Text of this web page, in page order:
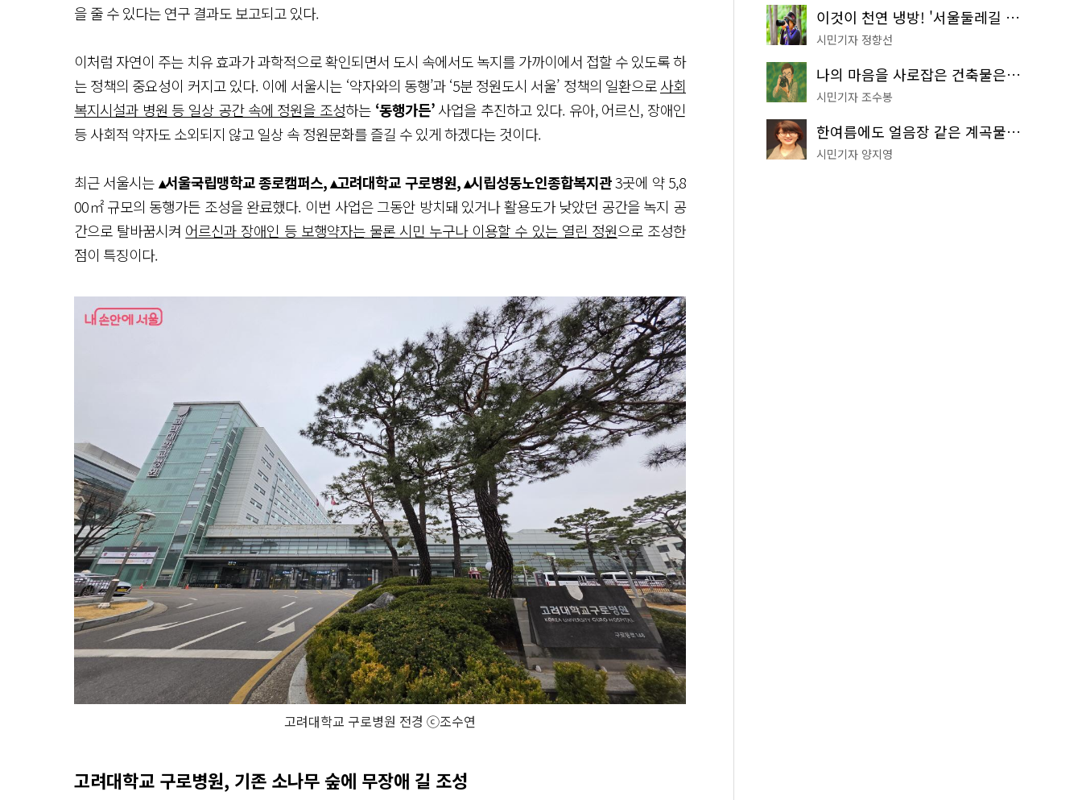
을 줄 수 있다는 연구 결과도 보고되고 있다.
이처럼 자연이 주는 치유 효과가 과학적으로 확인되면서 도시 속에서도 녹지를 가까이에서 접할 수 있도록 하
는 정책의 중요성이 커지고 있다. 이에 서울시는 ‘약자와의 동행’과 ‘5분 정원도시 서울’ 정책의 일환으로사회
복지시설과 병원 등 일상 공간 속에 정원을 조성하는 ‘동행가든’사업을 추진하고 있다. 유아, 어르신, 장애인
등 사회적 약자도 소외되지 않고 일상 속 정원문화를 즐길 수 있게 하겠다는 것이다.
최근 서울시는▴서울국립맹학교 종로캠퍼스, ▴고려대학교 구로병원, ▴시립성동노인종합복지관3곳에 약 5,8
00㎡ 규모의 동행가든 조성을 완료했다. 이번 사업은 그동안 방치돼 있거나 활용도가 낮았던 공간을 녹지 공
간으로 탈바꿈시켜 어르신과 장애인 등 보행약자는 물론 시민 누구나 이용할 수 있는 열린 정원으로 조성한
점이 특징이다.
고려대학교 구로병원 전경 ⓒ조수연
고려대학교 구로병원, 기존 소나무 숲에 무장애 길 조성
이것이 천연 냉방! '서울둘레길 9코스'로 숲속 피서 떠나볼까
시민기자 정향선
나의 마음을 사로잡은 건축물은? '서울시 건축상' 수상작 공개!
시민기자 조수봉
한여름에도 얼음장 같은 계곡물! 서울 '진관사 계곡'이 천국이네~
시민기자 양지영